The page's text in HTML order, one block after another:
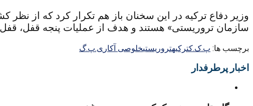
وزیر دفاع ترکیه در این سخنان باز هم تکرار کرد که از
سازمان تروریستی» هستند و هدف از عملیات پنجه قفل،
برچسب ها: پ.ک.کترکیهتروریستیخلوصی آکار ی.پ.گ
اخبار پرطرفدار